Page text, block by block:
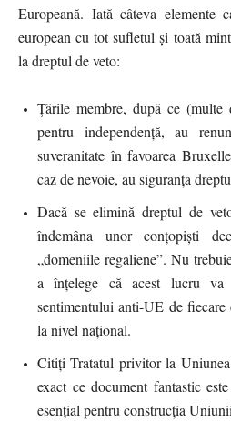
Europeană. Iată câteva
european cu tot sufletul și toată
la dreptul de veto:
Țările membre, după ce
pentru independență, au
suveranitate în favoarea
caz de nevoie, au siguranța
Dacă se elimină dreptul de
îndemâna unor conțopiști
„domeniile regaliene”. Nu
a înțelege că acest lucru va
sentimentului anti-UE de fiecare
la nivel național.
Citiți Tratatul privitor la
exact ce document fantastic
esențial pentru construcția